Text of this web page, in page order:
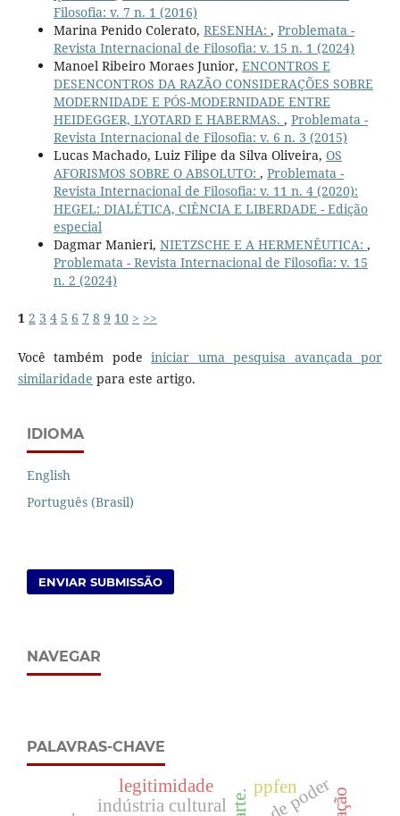
Filosofia: v. 7 n. 1 (2016)
Marina Penido Colerato, RESENHA: , Problemata -
Revista Internacional de Filosofia: v. 15 n. 1 (2024)
Manoel Ribeiro Moraes Junior, ENCONTROS E
DESENCONTROS DA RAZÃO CONSIDERAÇÕES SOBRE
MODERNIDADE E PÓS-MODERNIDADE ENTRE
HEIDEGGER, LYOTARD E HABERMAS. , Problemata -
Revista Internacional de Filosofia: v. 6 n. 3 (2015)
Lucas Machado, Luiz Filipe da Silva Oliveira, OS
AFORISMOS SOBRE O ABSOLUTO: , Problemata -
Revista Internacional de Filosofia: v. 11 n. 4 (2020):
HEGEL: DIALÉTICA, CIÊNCIA E LIBERDADE - Edição
especial
Dagmar Manieri, NIETZSCHE E A HERMENÊUTICA: ,
Problemata - Revista Internacional de Filosofia: v. 15
n. 2 (2024)
1 2 3 4 5 6 7 8 9 10 > >>
Você também podeiniciar uma pesquisa avançada por
similaridade para este artigo.
IDIOMA
English
Português (Brasil)
ENVIAR SUBMISSÃO
NAVEGAR
PALAVRAS-CHAVE
indústria cultural arte.
legitimidade ppfen